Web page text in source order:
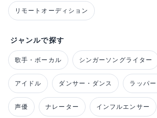
リモートオーディション
ジャンルで探す
歌手・ボーカル シンガーソングライター
アイドル ダンサー・ダンス ラッパ
声優 ナレーター インフルエンサー